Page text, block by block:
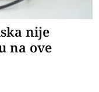
nije
na ove